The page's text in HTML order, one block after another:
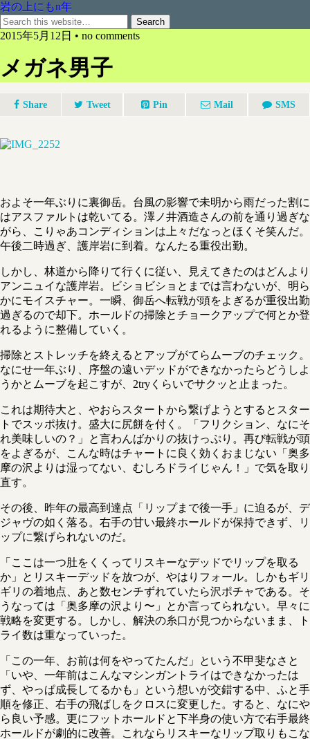
岩の上にもn年
2015年5月12日 • no comments
メガネ男子
Share Tweet Pin Mail SMS
およそ一年ぶりに裏御岳。台風の影響で未明から雨だった割に
はアスファルトは乾いてる。澤ノ井酒造さんの前を通り過ぎな
がら、こりゃあコンディションは上々だなっとほくそ笑んだ。
午後二時過ぎ、護岸岩に到着。なんたる重役出勤。
しかし、林道から降りて行くに従い、見えてきたのはどんより
アンニュイな護岸岩。ビショビショとまでは言わないが、明ら
かにモイスチャー。一瞬、御岳へ転戦が頭をよぎるが重役出勤
過ぎるので却下。ホールドの掃除とチョークアップで何とか登
れるように整備していく。
掃除とストレッチを終えるとアップがてらムーブのチェック。
なにせ一年ぶり、序盤の遠いデッドができなかったらどうしよ
うかとムーブを起こすが、2tryくらいでサクッと止まった。
これは期待大と、やおらスタートから繋げようとするとスター
トでスッポ抜け。盛大に尻餅を付く。「フリクション、なにそ
れ美味しいの？」と言わんばかりの抜けっぷり。再び転戦が頭
をよぎるが、こんな時はチャートに良く効くおまじない「奥多
摩の沢よりは湿ってない、むしろドライじゃん！」で気を取り
直す。
その後、昨年の最高到達点「リップまで後一手」に迫るが、デ
ジャヴの如く落る。右手の甘い最終ホールドが保持できず、リ
ップに繋げられないのだ。
「ここは一つ肚をくくってリスキーなデッドでリップを取る
か」とリスキーデッドを放つが、やはりフォール。しかもギリ
ギリの着地点、あと数センチずれていたら沢ポチャである。そ
うなっては「奥多摩の沢より〜」とか言ってられない。早々に
戦略を変更する。しかし、解決の糸口が見つからないまま、ト
ライ数は重なっていった。
「この一年、お前は何をやってたんだ」という不甲斐なさと
「いや、一年前はこんなマシンガントライはできなかったは
ず、やっぱ成長してるかも」という想いが交錯する中、ふと手
順を修正、右手の飛ばしをクロスに変更した。すると、なにや
ら良い予感。更にフットホールドと下半身の使い方で右手最終
ホールドが劇的に改善。これならリスキーなリップ取りもこな